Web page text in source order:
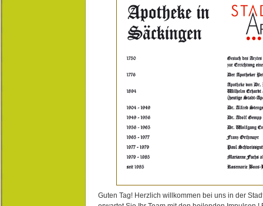
Guten Tag! Herzlich willkommen bei uns in der